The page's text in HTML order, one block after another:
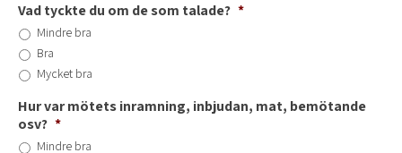
Vad tyckte du om de som talade? *
Mindre bra
Bra
Mycket bra
Hur var mötets inramning, inbjudan, mat, bemötande
osv? *
Mindre bra